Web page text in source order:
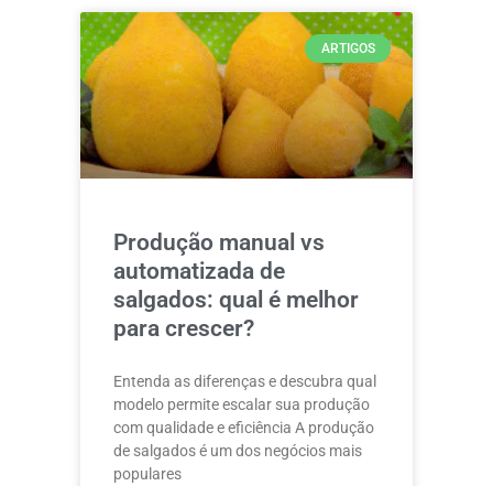
ARTIGOS
Produção manual vs
automatizada de
salgados: qual é melhor
para crescer?
Entenda as diferenças e descubra qual
modelo permite escalar sua produção
com qualidade e eficiência A produção
de salgados é um dos negócios mais
populares